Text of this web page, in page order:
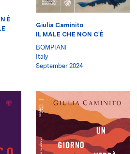
È
Giulia Caminito
IL MALE CHE NON C'È
BOMPIANI
Italy
September 2024